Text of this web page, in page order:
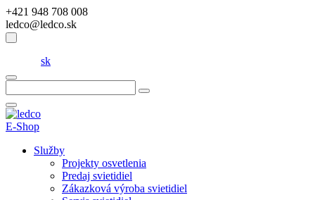
+421 948 708 008
ledco@ledco.sk
sk
E-Shop
Služby
Projekty osvetlenia
Predaj svietidiel
Zákazková výroba svietidiel